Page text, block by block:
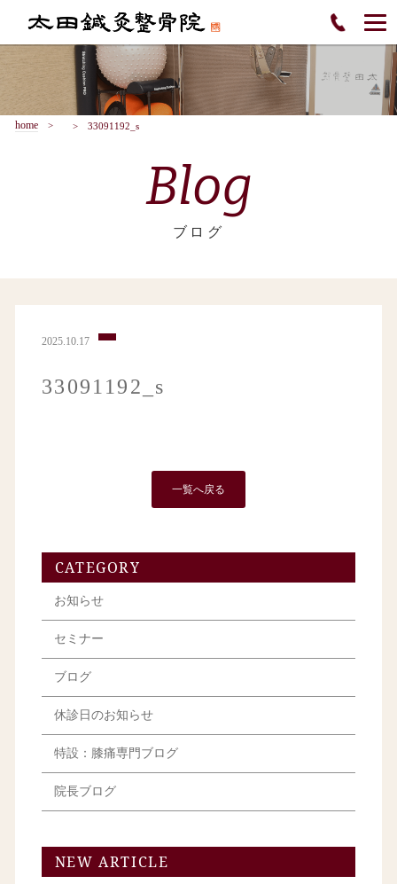
home 33091192_s
Blog
ブログ
2025.10.17
33091192_s
一覧へ戻る
CATEGORY
お知らせ
セミナー
ブログ
休診日のお知らせ
特設：膝痛専門ブログ
院長ブログ
NEW ARTICLE